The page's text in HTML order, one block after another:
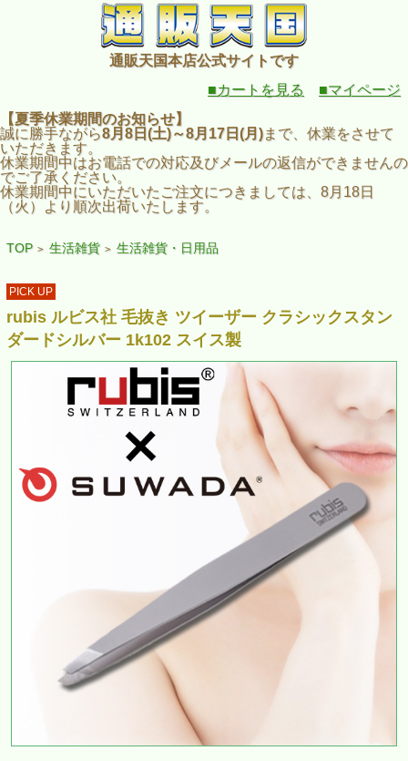
通販天国本店公式サイトです
■カートを見る
■マイページ
【夏季休業期間のお知らせ】
誠に勝手ながら8月8日(土)～8月17日(月)まで、休業をさせて
いただきます。
休業期間中はお電話での対応及びメールの返信ができませんの
でご了承ください。
休業期間中にいただいたご注文につきましては、8月18日
（火）より順次出荷いたします。
TOP > 生活雑貨 > 生活雑貨・日用品
PICK UP
rubis ルビス社 毛抜き ツイーザー クラシックスタン
ダードシルバー 1k102 スイス製